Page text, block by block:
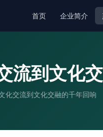
首页 企业简介
到文化
交流到文化交融的千年回响